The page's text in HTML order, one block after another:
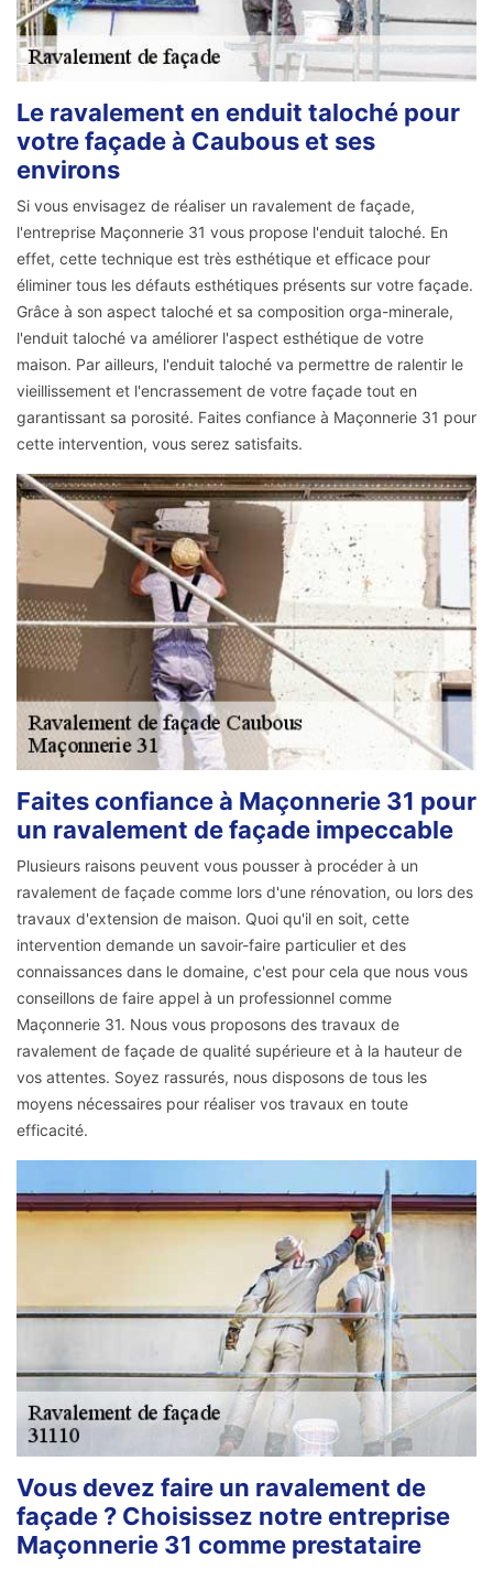
Le ravalement en enduit taloché pour
votre façade à Caubous et ses
environs
Si vous envisagez de réaliser un ravalement de façade,
l'entreprise Maçonnerie 31 vous propose l'enduit taloché. En
effet, cette technique est très esthétique et efficace pour
éliminer tous les défauts esthétiques présents sur votre façade.
Grâce à son aspect taloché et sa composition orga-minerale,
l'enduit taloché va améliorer l'aspect esthétique de votre
maison. Par ailleurs, l'enduit taloché va permettre de ralentir le
vieillissement et l'encrassement de votre façade tout en
garantissant sa porosité. Faites confiance à Maçonnerie 31 pour
cette intervention, vous serez satisfaits.
Faites confiance à Maçonnerie 31 pour
un ravalement de façade impeccable
Plusieurs raisons peuvent vous pousser à procéder à un
ravalement de façade comme lors d'une rénovation, ou lors des
travaux d'extension de maison. Quoi qu'il en soit, cette
intervention demande un savoir-faire particulier et des
connaissances dans le domaine, c'est pour cela que nous vous
conseillons de faire appel à un professionnel comme
Maçonnerie 31. Nous vous proposons des travaux de
ravalement de façade de qualité supérieure et à la hauteur de
vos attentes. Soyez rassurés, nous disposons de tous les
moyens nécessaires pour réaliser vos travaux en toute
efficacité.
Vous devez faire un ravalement de
façade ? Choisissez notre entreprise
Maçonnerie 31 comme prestataire